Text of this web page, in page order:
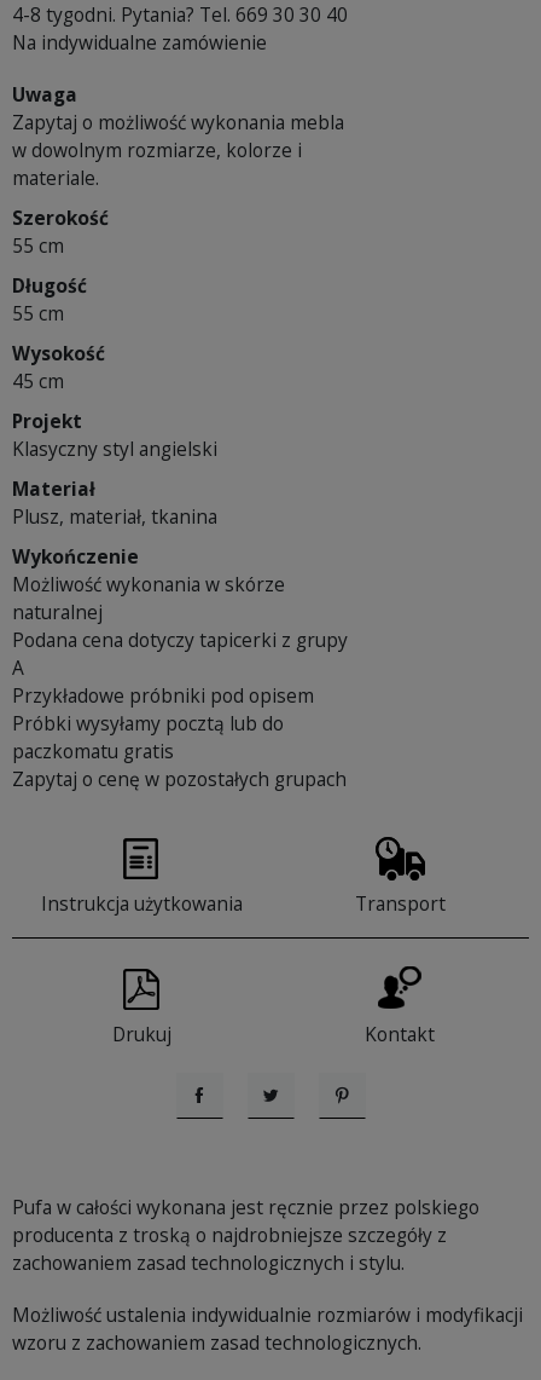
4-8 tygodni. Pytania? Tel. 669 30 30 40
Na indywidualne zamówienie
Uwaga
Zapytaj o możliwość wykonania mebla
w dowolnym rozmiarze, kolorze i
materiale.
Szerokość
55 cm
Długość
55 cm
Wysokość
45 cm
Projekt
Klasyczny styl angielski
Materiał
Plusz, materiał, tkanina
Wykończenie
Możliwość wykonania w skórze
naturalnej
Podana cena dotyczy tapicerki z grupy
A
Przykładowe próbniki pod opisem
Próbki wysyłamy pocztą lub do
paczkomatu gratis
Zapytaj o cenę w pozostałych grupach
Instrukcja użytkowania Transport
Drukuj Kontakt
UdostępnijTweetujPinterest
Pufa w całości wykonana jest ręcznie przez polskiego
producenta z troską o najdrobniejsze szczegóły z
zachowaniem zasad technologicznych i stylu.
Możliwość ustalenia indywidualnie rozmiarów i modyfikacji
wzoru z zachowaniem zasad technologicznych.